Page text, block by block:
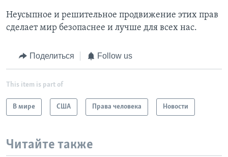
Неусыпное и решительное продвижение этих прав
сделает мир безопаснее и лучше для всех нас.
Поделиться Follow us
This item is part of
В мире США Права человека Новости
Читайте также